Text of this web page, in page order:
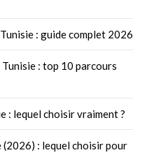
: guide complet 2026
: top 10 parcours
: lequel choisir vraiment ?
(2026) : lequel choisir pour